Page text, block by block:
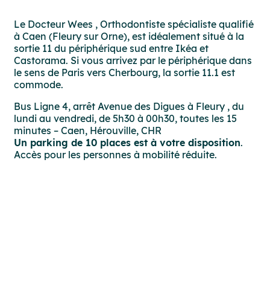
Le Docteur Wees , Orthodontiste spécialiste qualifié
à Caen (Fleury sur Orne), est idéalement situé à la
sortie 11 du périphérique sud entre Ikéa et
Castorama. Si vous arrivez par le périphérique dans
le sens de Paris vers Cherbourg, la sortie 11.1 est
commode.
Bus Ligne 4, arrêt Avenue des Digues à Fleury , du
lundi au vendredi, de 5h30 à 00h30, toutes les 15
minutes – Caen, Hérouville, CHR
Un parking de 10 places est à votre disposition.
Accès pour les personnes à mobilité réduite.